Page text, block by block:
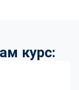
курс: